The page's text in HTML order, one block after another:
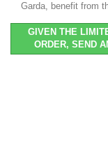
Garda, benefit from
GIVEN THE
ORDER, SEND